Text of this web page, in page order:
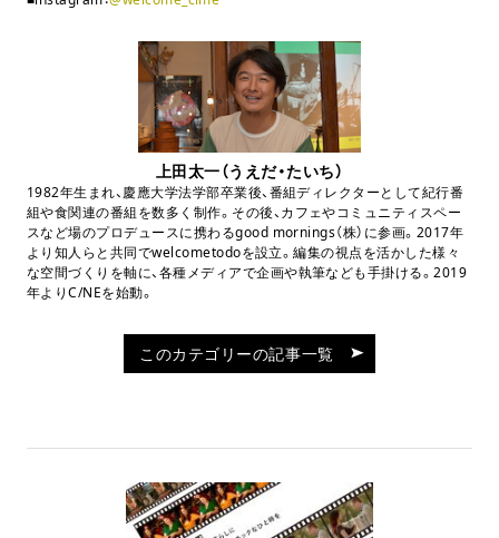
上田太一（うえだ・たいち）
1982年生まれ、慶應大学法学部卒業後、番組ディレクターとして紀行番
組や食関連の番組を数多く制作。その後、カフェやコミュニティスペー
スなど場のプロデュースに携わるgood mornings（株）に参画。 2017年
より知人らと共同でwelcometodoを設立。編集の視点を活かした様々
な空間づくりを軸に、各種メディアで企画や執筆なども手掛ける。2019
年よりC/NEを始動。
このカテゴリーの記事一覧